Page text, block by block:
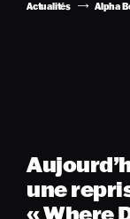
Actualités Alpha
une
« Where